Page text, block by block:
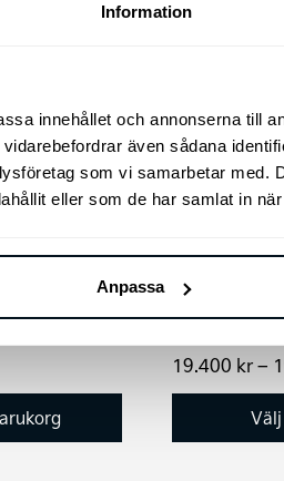
Information
innehållet och annonserna till
även sådana
som vi samarbetar med.
eller som de har samlat in
Anpassa
Kia
med
Kia e-Niro.
Kia
Soul 17″
Niro, e-Soul
vinterdäck
19.400 kr–
olika
väljas
på
produktsidan